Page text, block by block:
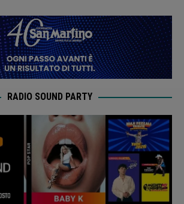
RADIO SOUND PARTY